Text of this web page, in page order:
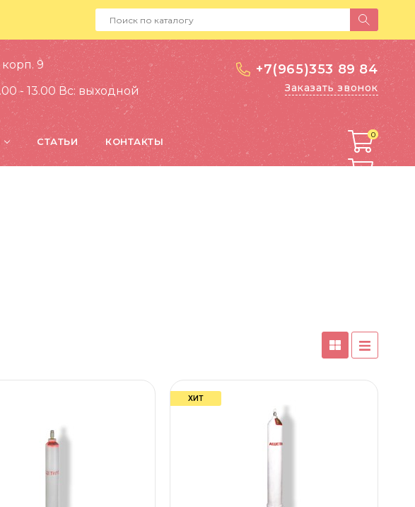
+7(965)353 89 84
Заказать звонок
9
- 13.00 Вс: выходной
СТАТЬИ КОНТАКТЫ
0
0
ХИТ